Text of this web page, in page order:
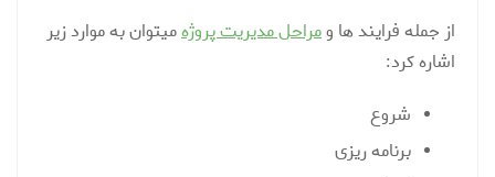
از جمله فرایند ها ومراحل مدیریت پروژهمیتوان به موارد زیر
اشاره کرد:
شروع
برنامه ریزی